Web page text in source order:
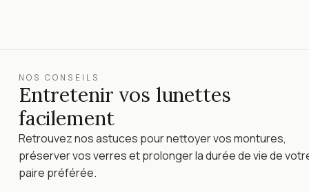
NOS CONSEILS
Entretenir vos lunettes
facilement
Retrouvez nos astuces pour nettoyer vos montures,
préserver vos verres et prolonger la durée de vie de
paire préférée.